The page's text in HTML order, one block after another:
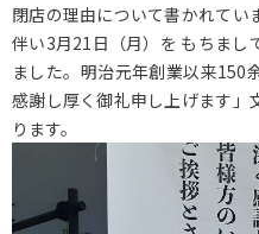
閉店の理由について書かれてい
伴い3月21日（月）を もちまし
ました。明治元年創業以来150
感謝し厚く御礼申し上げます」
ります。